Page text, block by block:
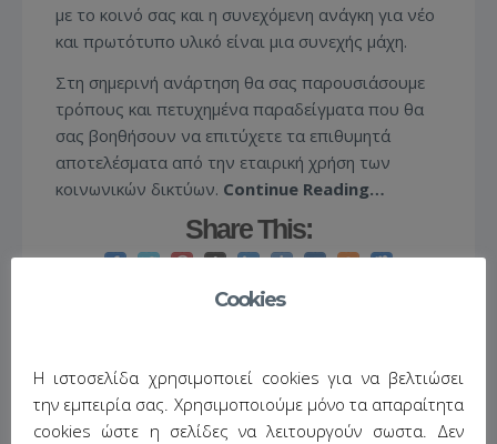
με το κοινό σας και η συνεχόμενη ανάγκη για νέο
και πρωτότυπο υλικό είναι μια συνεχής μάχη.
Στη σημερινή ανάρτηση θα σας παρουσιάσουμε
τρόπους και πετυχημένα παραδείγματα που θα
σας βοηθήσουν να επιτύχετε τα επιθυμητά
αποτελέσματα από την εταιρική χρήση των
κοινωνικών δικτύων. Continue Reading…
Share This:
κοινωνικών δικτύων
Cookies
Η ιστοσελίδα χρησιμοποιεί cookies για να βελτιώσει
την εμπειρία σας. Χρησιμοποιούμε μόνο τα απαραίτητα
cookies ώστε η σελίδες να λειτουργούν σωστα. Δεν